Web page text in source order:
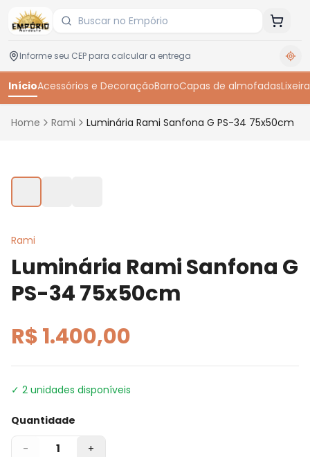
InícioAcessórios e DecoraçãoBarroCapas de almofadasLixeira
Home Rami Luminária Rami Sanfona G PS-34 75x50cm
Rami
Luminária Rami Sanfona G
PS-34 75x50cm
R$ 1.400,00
✓ 2 unidades disponíveis
Quantidade
- 1 +